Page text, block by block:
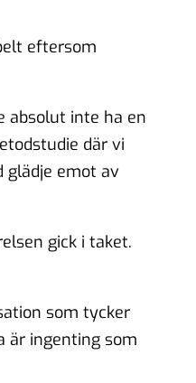
eftersom
absolut inte ha en
där vi
glädje emot av
gick i taket.
som tycker
är ingenting som